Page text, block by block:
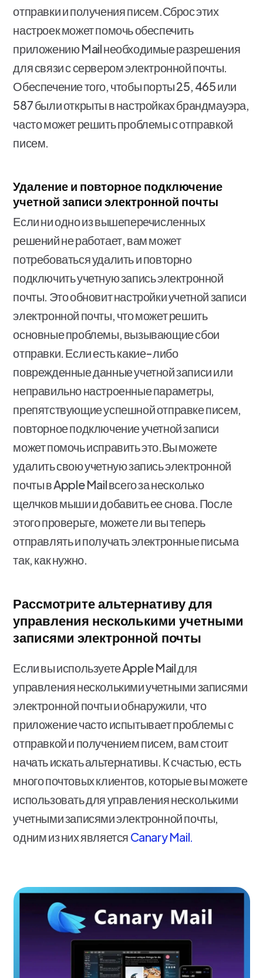
отправки и получения писем.Сброс этих
настроек может помочь обеспечить
приложению Mail необходимые разрешения
для связи с сервером электронной почты.
Обеспечение того, чтобы порты 25, 465 или
587 были открыты в настройках брандмауэра,
часто может решить проблемы с отправкой
писем.
Удаление и повторное подключение
учетной записи электронной почты
Если ни одно из вышеперечисленных
решений не работает, вам может
потребоваться удалить и повторно
подключить учетную запись электронной
почты. Это обновит настройки учетной записи
электронной почты, что может решить
основные проблемы, вызывающие сбои
отправки. Если есть какие-либо
поврежденные данные учетной записи или
неправильно настроенные параметры,
препятствующие успешной отправке писем,
повторное подключение учетной записи
может помочь исправить это.Вы можете
удалить свою учетную запись электронной
почты в Apple Mail всего за несколько
щелчков мыши и добавить ее снова. После
этого проверьте, можете ли вы теперь
отправлять и получать электронные письма
так, как нужно.
Рассмотрите альтернативу для
управления несколькими учетными
записями электронной почты
Если вы используете Apple Mail для
управления несколькими учетными записями
электронной почты и обнаружили, что
приложение часто испытывает проблемы с
отправкой и получением писем, вам стоит
начать искать альтернативы. К счастью, есть
много почтовых клиентов, которые вы можете
использовать для управления несколькими
учетными записями электронной почты,
одним из них является Canary Mail.